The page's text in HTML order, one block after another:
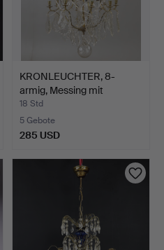
KRONLEUCHTER, 8-
armig, Messing mit
Prismen…
18 Std
5 Gebote
285 USD